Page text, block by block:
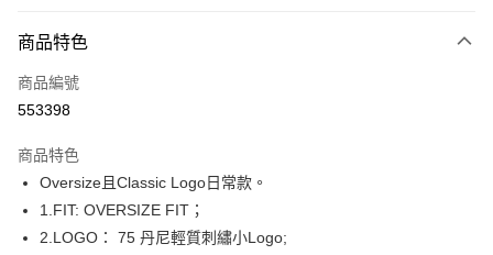
信用卡
Apple Pay
AlipayHK
WeChat Pay
商品特色
商品編號
553398
商品特色
Oversize且Classic Logo日常款。
1.FIT: OVERSIZE FIT；
2.LOGO： 75 丹尼輕質刺繡小Logo;